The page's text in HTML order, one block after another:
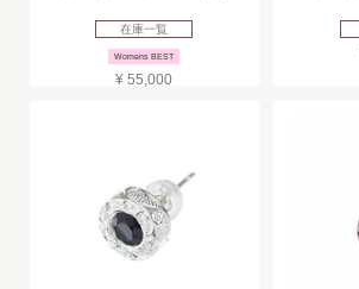
在庫一覧
Womens BEST
¥ 55,000